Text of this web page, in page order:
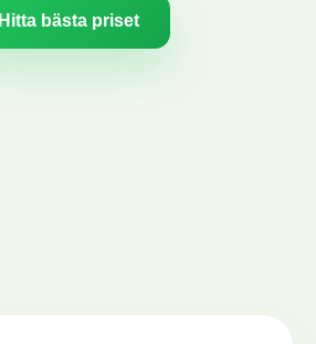
Hitta bästa priset